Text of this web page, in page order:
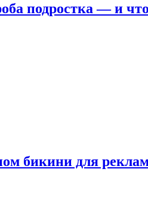
подростка — и
бикини для